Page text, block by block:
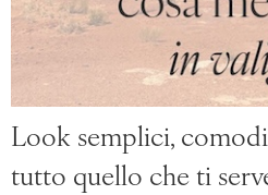
Look semplici,
tutto quello che ti